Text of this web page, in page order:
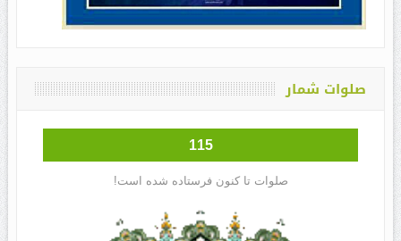
صلوات شمار
115
صلوات تا کنون فرستاده شده است!